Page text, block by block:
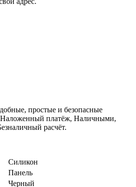
простые и безопасные
платёж, Наличными,
расчёт.
Силикон
Панель
Черный